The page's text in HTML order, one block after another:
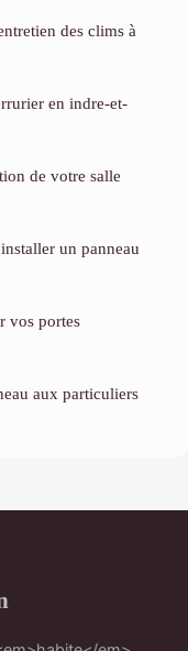
des clims à
en indre-et-
de votre salle
un panneau
vos portes
aux particuliers